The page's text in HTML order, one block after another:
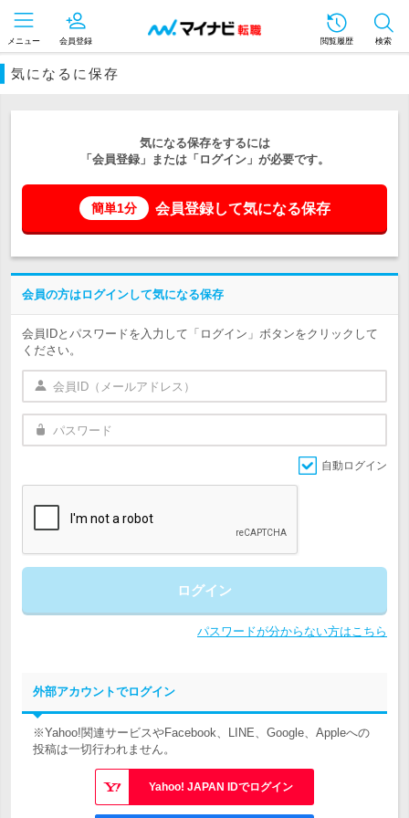
メニュー 会員登録 閲覧履歴 検索
気になるに保存
気になる保存をするには
「会員登録」または「ログイン」が必要です。
簡単1分 会員登録して気になる保存
会員の方はログインして気になる保存
会員IDとパスワードを入力して「ログイン」ボタンをクリックして
ください。
自動ログイン
ログイン
パスワードが分からない方はこちら
外部アカウントでログイン
※Yahoo!関連サービスやFacebook、LINE、Google、Appleへの
投稿は一切行われません。
Yahoo! JAPAN IDでログイン